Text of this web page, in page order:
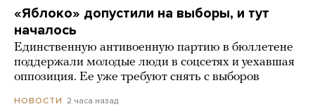
«Яблоко» допустили на выборы, и тут
началось
Единственную антивоенную партию в бюллетене
поддержали молодые люди в соцсетях и уехавшая
оппозиция. Ее уже требуют снять с выборов
НОВОСТИ 2 часа назад